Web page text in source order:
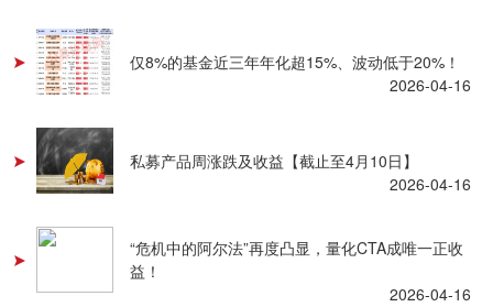
仅8%的基金近三年年化超15%、波动低于20%！
2026-04-16
私募产品周涨跌及收益【截止至4月10日】
2026-04-16
“危机中的阿尔法”再度凸显，量化CTA成唯一正收
益！
2026-04-16